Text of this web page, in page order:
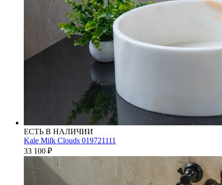
ЕСТЬ В НАЛИЧИИ
Kale Milk Clouds 019721111
33 100 ₽